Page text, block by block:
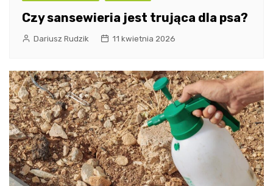
Czy sansewieria jest trująca dla psa?
Dariusz Rudzik 11 kwietnia 2026